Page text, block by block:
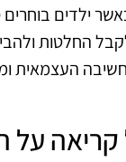
ילדים בוחרים
החלטות
העצמאית
על